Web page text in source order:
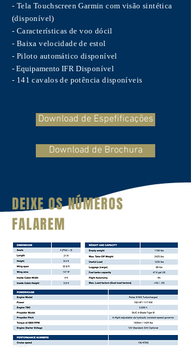
- Tela Touchscreen Garmin com visão sintética
(disponível)
- Características de voo dócil
- Baixa velocidade de estol
- Piloto automático disponível
- Equipamento IFR Disponível
- 141 cavalos de potência disponíveis
Download de Espefificações
Download de Brochura
DEIXE OS NÚMEROS
FALAREM